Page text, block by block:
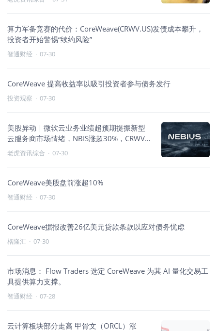
算力军备竞赛的代价：CoreWeave(CRWV.US)发债成本攀升，
投资者开始警惕“续约风险”
智通财经 · 07-30
CoreWeave 提高收益率以吸引投资者参与债务发行
投资观察 · 07-30
美股异动｜微软云业务业绩超预期提振新型
云服务商市场情绪，NBIS涨超30%，CRWV
涨超20%
老虎资讯综合 · 07-30
CoreWeave美股盘前涨超10%
智通财经 · 07-30
CoreWeave据报改善26亿美元贷款条款以应对债务忧虑
格隆汇 · 07-30
市场消息： Flow Traders 选定 CoreWeave 为其 AI 量化交易工
具提供算力支撑。
智通财经 · 07-28
云计算板块部分走高 甲骨文（ORCL）涨